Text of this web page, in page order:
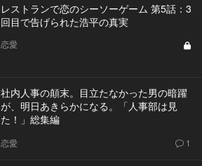
レストランで恋のシーソーゲーム 第5話：3
回目で告げられた浩平の真実
恋愛
社内人事の顛末。目立たなかった男の暗躍
が、明日あきらかになる。「人事部は見
た！」総集編
恋愛 1